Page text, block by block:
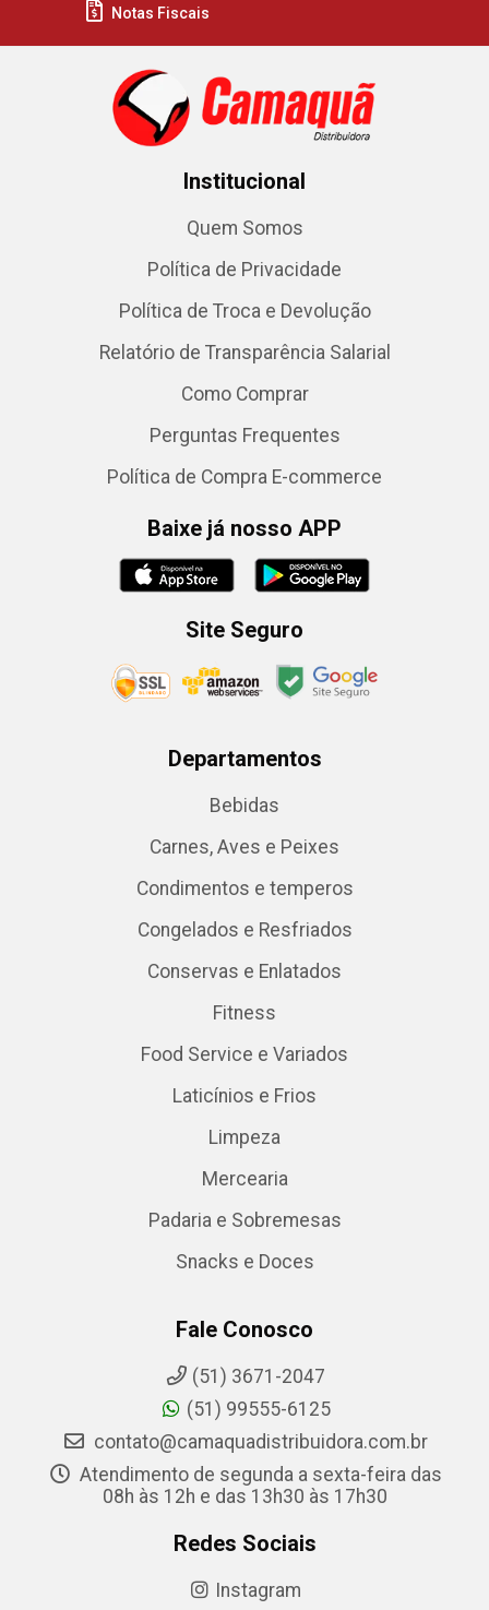
Notas Fiscais
Institucional
Quem Somos
Política de Privacidade
Política de Troca e Devolução
Relatório de Transparência Salarial
Como Comprar
Perguntas Frequentes
Política de Compra E-commerce
Baixe já nosso APP
Site Seguro
Departamentos
Bebidas
Carnes, Aves e Peixes
Condimentos e temperos
Congelados e Resfriados
Conservas e Enlatados
Fitness
Food Service e Variados
Laticínios e Frios
Limpeza
Mercearia
Padaria e Sobremesas
Snacks e Doces
Fale Conosco
(51) 3671-2047
(51) 99555-6125
contato@camaquadistribuidora.com.br
Atendimento de segunda a sexta-feira das
08h às 12h e das 13h30 às 17h30
Redes Sociais
Instagram